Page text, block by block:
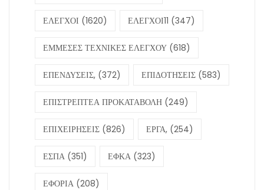
ΕΛΕΓΧΟΙ (1620) ΕΛΕΓΧΟΙ11 (347)
ΕΜΜΕΣΕΣ ΤΕΧΝΙΚΕΣ ΕΛΕΓΧΟΥ (618)
ΕΠΕΝΔΥΣΕΙΣ, (372) ΕΠΙΔΟΤΗΣΕΙΣ (583)
ΕΠΙΣΤΡΕΠΤΕΑ ΠΡΟΚΑΤΑΒΟΛΗ (249)
ΕΠΙΧΕΙΡΗΣΕΙΣ (826) ΕΡΓΑ, (254)
ΕΣΠΑ (351) ΕΦΚΑ (323)
ΕΦΟΡΙΑ (208)